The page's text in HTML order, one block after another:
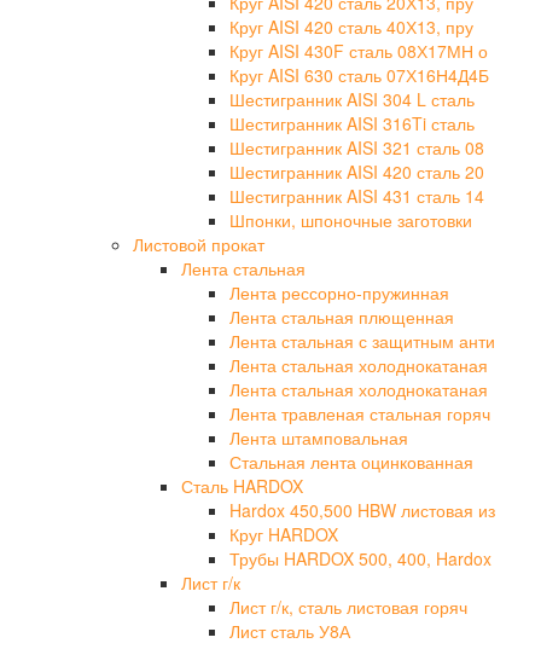
Круг AISI 420 сталь 40Х13, пру
Круг AISI 430F сталь 08Х17МН о
Круг AISI 630 сталь 07Х16Н4Д4Б
Шестигранник AISI 304 L сталь
Шестигранник AISI 316Ti сталь
Шестигранник AISI 321 сталь 08
Шестигранник AISI 420 сталь 20
Шестигранник AISI 431 сталь 14
Шпонки, шпоночные заготовки
Листовой прокат
Лента стальная
Лента рессорно-пружинная
Лента стальная плющенная
Лента стальная с защитным анти
Лента стальная холоднокатаная
Лента стальная холоднокатаная
Лента травленая стальная горяч
Лента штамповальная
Стальная лента оцинкованная
Сталь HARDOX
Hardox 450,500 HBW листовая из
Круг HARDOX
Трубы HARDOX 500, 400, Hardox
Лист г/к
Лист г/к, сталь листовая горяч
Лист сталь У8А